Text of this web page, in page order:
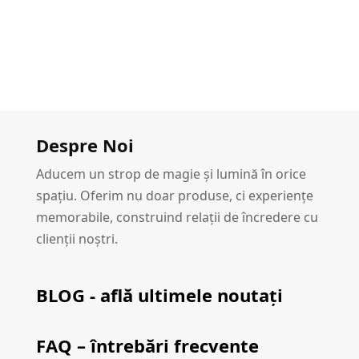
Despre Noi
Aducem un strop de magie și lumină în orice
spațiu. Oferim nu doar produse, ci experiențe
memorabile, construind relații de încredere cu
clienții noștri.
BLOG - află ultimele noutați
FAQ – întrebări frecvente